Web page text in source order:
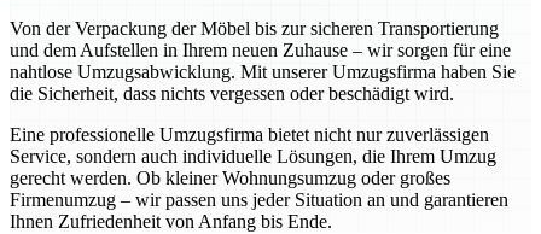
Von der Verpackung der Möbel bis zur sicheren Transportierung
und dem Aufstellen in Ihrem neuen Zuhause – wir sorgen für eine
nahtlose Umzugsabwicklung. Mit unserer Umzugsfirma haben Sie
die Sicherheit, dass nichts vergessen oder beschädigt wird.
Eine professionelle Umzugsfirma bietet nicht nur zuverlässigen
Service, sondern auch individuelle Lösungen, die Ihrem Umzug
gerecht werden. Ob kleiner Wohnungsumzug oder großes
Firmenumzug – wir passen uns jeder Situation an und garantieren
Ihnen Zufriedenheit von Anfang bis Ende.